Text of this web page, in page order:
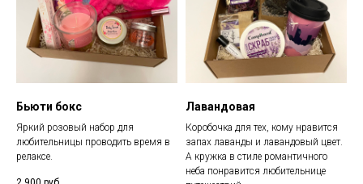
Бьюти бокс
Яркий розовый набор для
любительницы проводить время в
релаксе.
Лавандовая
Коробочка для тех, кому нравится
запах лаванды и лавандовый цвет.
А кружка в стиле романтичного
неба понравится любительнице